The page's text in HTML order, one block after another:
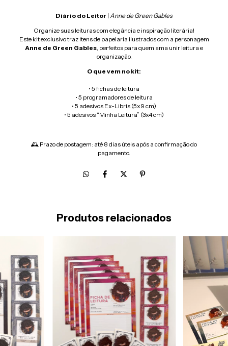
Diário do Leitor | Anne de Green Gables
Organize suas leituras com elegância e inspiração literária!
Este kit exclusivo traz itens de papelaria ilustrados com a personagem
Anne de Green Gables, perfeitos para quem ama unir leitura e
organização.
O que vem no kit:
• 5 fichas de leitura
• 5 programadores de leitura
• 5 adesivos Ex-Libris (5x9 cm)
• 5 adesivos “Minha Leitura” (3x4 cm)
🕰 Prazo de postagem: até 8 dias úteis após a confirmação do
pagamento.
Produtos relacionados